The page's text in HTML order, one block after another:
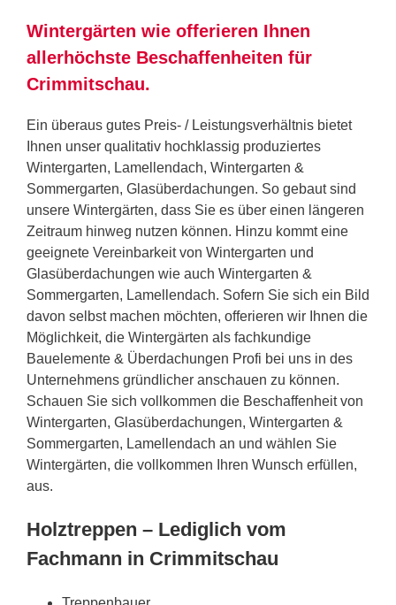
Wintergärten wie offerieren Ihnen
allerhöchste Beschaffenheiten für
Crimmitschau.
Ein überaus gutes Preis- / Leistungsverhältnis bietet
Ihnen unser qualitativ hochklassig produziertes
Wintergarten, Lamellendach, Wintergarten &
Sommergarten, Glasüberdachungen. So gebaut sind
unsere Wintergärten, dass Sie es über einen längeren
Zeitraum hinweg nutzen können. Hinzu kommt eine
geeignete Vereinbarkeit von Wintergarten und
Glasüberdachungen wie auch Wintergarten &
Sommergarten, Lamellendach. Sofern Sie sich ein Bild
davon selbst machen möchten, offerieren wir Ihnen die
Möglichkeit, die Wintergärten als fachkundige
Bauelemente & Überdachungen Profi bei uns in des
Unternehmens gründlicher anschauen zu können.
Schauen Sie sich vollkommen die Beschaffenheit von
Wintergarten, Glasüberdachungen, Wintergarten &
Sommergarten, Lamellendach an und wählen Sie
Wintergärten, die vollkommen Ihren Wunsch erfüllen,
aus.
Holztreppen – Lediglich vom
Fachmann in Crimmitschau